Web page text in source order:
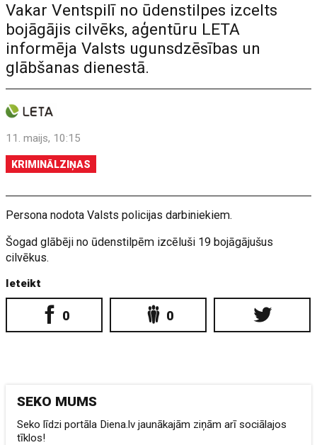
Vakar Ventspilī no ūdenstilpes izcelts
bojāgājis cilvēks, aģentūru LETA
informēja Valsts ugunsdzēsības un
glābšanas dienestā.
11. maijs, 10:15
KRIMINĀLZIŅAS
Persona nodota Valsts policijas darbiniekiem.
Šogad glābēji no ūdenstilpēm izcēluši 19 bojāgājušus
cilvēkus.
Ieteikt
0 0
SEKO MUMS
Seko līdzi portāla Diena.lv jaunākajām ziņām arī sociālajos
tīklos!